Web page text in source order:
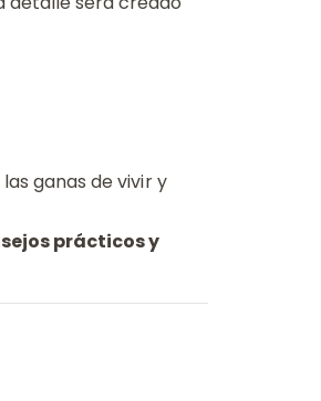
ganas de vivir y
prácticos y